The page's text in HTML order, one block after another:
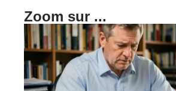
Zoom sur ...